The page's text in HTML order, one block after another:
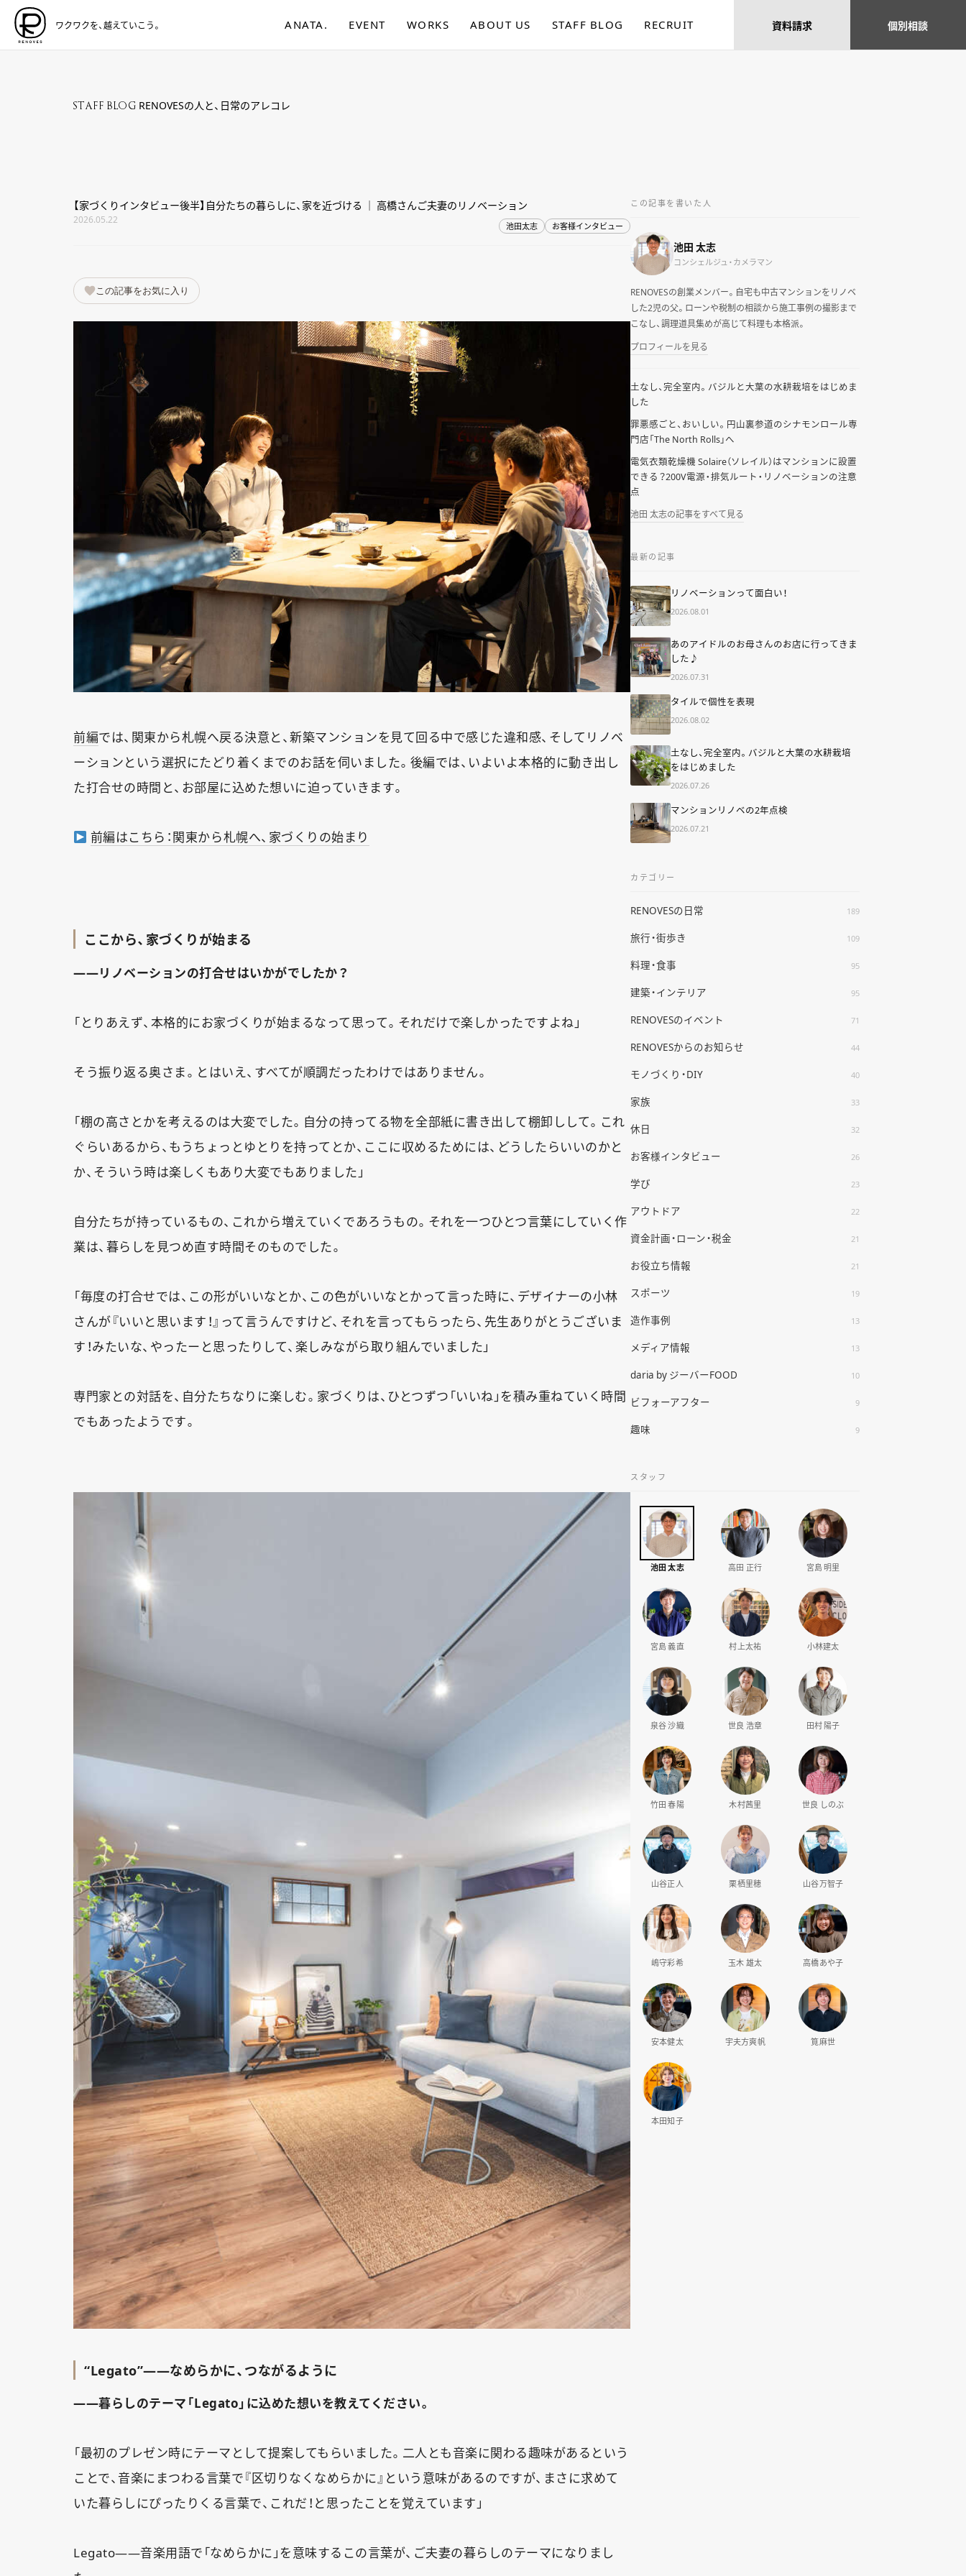
ワクワクを、越えていこう。 ANATA. EVENT WORKS ABOUT US STAFF BLOG RECRUIT 資料請求 個別相談
STAFF BLOG RENOVESの人と、日常のアレコレ
【家づくりインタビュー後半】自分たちの暮らしに、家を近づける ｜ 高橋さんご夫妻のリノベーション
2026.05.22
池田太志 お客様インタビュー
この記事をお気に入り
前編では、関東から札幌へ戻る決意と、新築マンションを見て回る中で感じた違和感、そしてリノベ
ーションという選択にたどり着くまでのお話を伺いました。後編では、いよいよ本格的に動き出し
た打合せの時間と、お部屋に込めた想いに迫っていきます。
前編はこちら：関東から札幌へ、家づくりの始まり
ここから、家づくりが始まる
——リノベーションの打合せはいかがでしたか？
「とりあえず、本格的にお家づくりが始まるなって思って。それだけで楽しかったですよね」
そう振り返る奥さま。とはいえ、すべてが順調だったわけではありません。
「棚の高さとかを考えるのは大変でした。自分の持ってる物を全部紙に書き出して棚卸しして。これ
ぐらいあるから、もうちょっとゆとりを持ってとか、ここに収めるためには、どうしたらいいのかと
か、そういう時は楽しくもあり大変でもありました」
自分たちが持っているもの、これから増えていくであろうもの。それを一つひとつ言葉にしていく作
業は、暮らしを見つめ直す時間そのものでした。
「毎度の打合せでは、この形がいいなとか、この色がいいなとかって言った時に、デザイナーの小林
さんが『いいと思います！』って言うんですけど、それを言ってもらったら、先生ありがとうございま
す！みたいな、やったーと思ったりして、楽しみながら取り組んでいました」
専門家との対話を、自分たちなりに楽しむ。家づくりは、ひとつずつ「いいね」を積み重ねていく時間
でもあったようです。
“Legato”——なめらかに、つながるように
——暮らしのテーマ「Legato」に込めた想いを教えてください。
「最初のプレゼン時にテーマとして提案してもらいました。二人とも音楽に関わる趣味があるという
ことで、音楽にまつわる言葉で『区切りなくなめらかに』という意味があるのですが、まさに求めて
いた暮らしにぴったりくる言葉で、これだ！と思ったことを覚えています」
Legato——音楽用語で「なめらかに」を意味するこの言葉が、ご夫妻の暮らしのテーマになりまし
この記事を書いた人
池田 太志
コンシェルジュ・カメラマン
RENOVESの創業メンバー。自宅も中古マンションをリノベ
した2児の父。ローンや税制の相談から施工事例の撮影まで
こなし、調理道具集めが高じて料理も本格派。
プロフィールを見る
土なし、完全室内。バジルと大葉の水耕栽培をはじめま
した
罪悪感ごと、おいしい。円山裏参道のシナモンロール専
門店「The North Rolls」へ
電気衣類乾燥機 Solaire（ソレイル）はマンションに設置
できる？200V電源・排気ルート・リノベーションの注意
点
池田 太志の記事をすべて見る
最新の記事
リノベーションって面白い！
2026.08.01
あのアイドルのお母さんのお店に行ってきま
した♪
2026.07.31
タイルで個性を表現
2026.08.02
土なし、完全室内。バジルと大葉の水耕栽培
をはじめました
2026.07.26
マンションリノベの2年点検
2026.07.21
カテゴリー
RENOVESの日常 189
旅行・街歩き 109
料理・食事 95
建築・インテリア 95
RENOVESのイベント 71
RENOVESからのお知らせ 44
モノづくり・DIY 40
家族 33
休日 32
お客様インタビュー 26
学び 23
アウトドア 22
資金計画・ローン・税金 21
お役立ち情報 21
スポーツ 19
造作事例 13
メディア情報 13
daria by ジーバーFOOD 10
ビフォーアフター 9
趣味 9
スタッフ
池田 太志 高田 正行 宮島 明里
宮島 義直 村上太祐 小林建太
泉谷 沙織 世良 浩章 田村 陽子
竹田 春陽 木村茜里 世良 しのぶ
山谷正人 栗栖里穂 山谷万智子
嶋守彩希 玉木 雄太 高橋あや子
安本健太 宇夫方爽帆 筧麻世
本田知子